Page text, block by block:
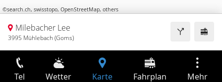
©search.ch, swisstopo, OpenStreetMap, others
Milebacher Lee
3995 Mühlebach (Goms)
Tel Wetter Karte Fahrplan Mehr